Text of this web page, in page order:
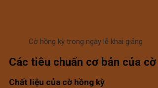
Cờ hồng kỳ trong ngày lễ khai giảng
Các tiêu chuẩn cơ bản của
Chất liệu của cờ hồng kỳ